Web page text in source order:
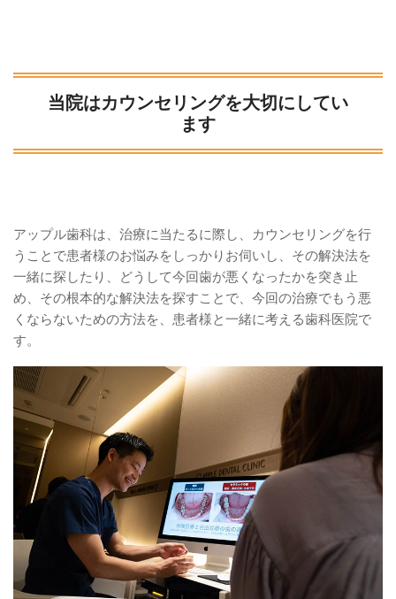
当院はカウンセリングを大切にしてい
ます
アップル歯科は、治療に当たるに際し、カウンセリングを行
うことで患者様のお悩みをしっかりお伺いし、その解決法を
一緒に探したり、どうして今回歯が悪くなったかを突き止
め、その根本的な解決法を探すことで、今回の治療でもう悪
くならないための方法を、患者様と一緒に考える歯科医院で
す。